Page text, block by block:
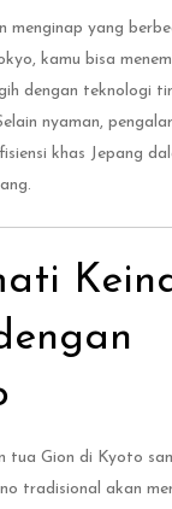
menginap yang
kamu bisa
dengan teknologi
nyaman,
khas Jepang
tua Gion di Kyoto
tradisional akan